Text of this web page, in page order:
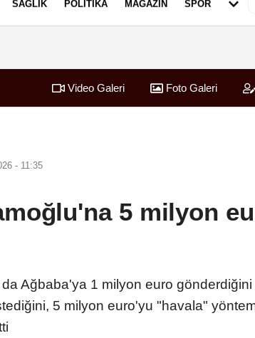
SAĞLIK POLITIKA MAGAZIN SPOR
Video Galeri Foto Galeri
- 11:35
5 milyon
Ağbaba'ya 1 milyon euro gönderdiğini
5 milyon euro'yu "havala"